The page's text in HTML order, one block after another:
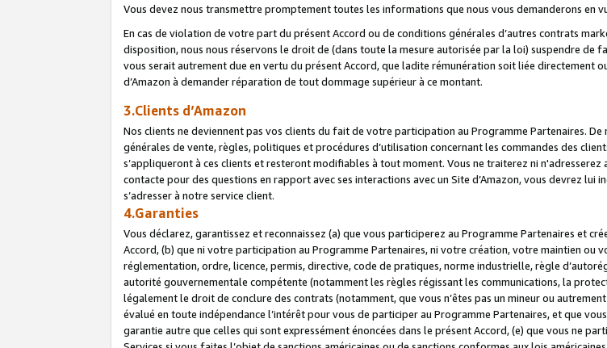
Vous devez nous transmettre promptement toutes les informations que nous vous demanderons en
En cas de violation de votre part du présent Accord ou de conditions générales d’autres contrats
disposition, nous nous réservons le droit de (dans toute la mesure autorisée par la loi) suspendre de
vous serait autrement due en vertu du présent Accord, que ladite rémunération soit liée directement
d’Amazon à demander réparation de tout dommage supérieur à ce montant.
3.Clients d’Amazon
Nos clients ne deviennent pas vos clients du fait de votre participation au Programme Partenaires.
générales de vente, règles, politiques et procédures d’utilisation concernant les commandes des
s’appliqueront à ces clients et resteront modifiables à tout moment. Vous ne traiterez ni n'adresserez
contacte pour des questions en rapport avec ses interactions avec un Site d’Amazon, vous devrez lui
s’adresser à notre service client.
4.Garanties
Vous déclarez, garantissez et reconnaissez (a) que vous participerez au Programme Partenaires et
Accord, (b) que ni votre participation au Programme Partenaires, ni votre création, votre maintien
réglementation, ordre, licence, permis, directive, code de pratiques, norme industrielle, règle
autorité gouvernementale compétente (notamment les règles régissant les communications, la
légalement le droit de conclure des contrats (notamment, que vous n’êtes pas un mineur ou
évalué en toute indépendance l’intérêt pour vous de participer au Programme Partenaires, et que
garantie autre que celles qui sont expressément énoncées dans le présent Accord, (e) que vous ne